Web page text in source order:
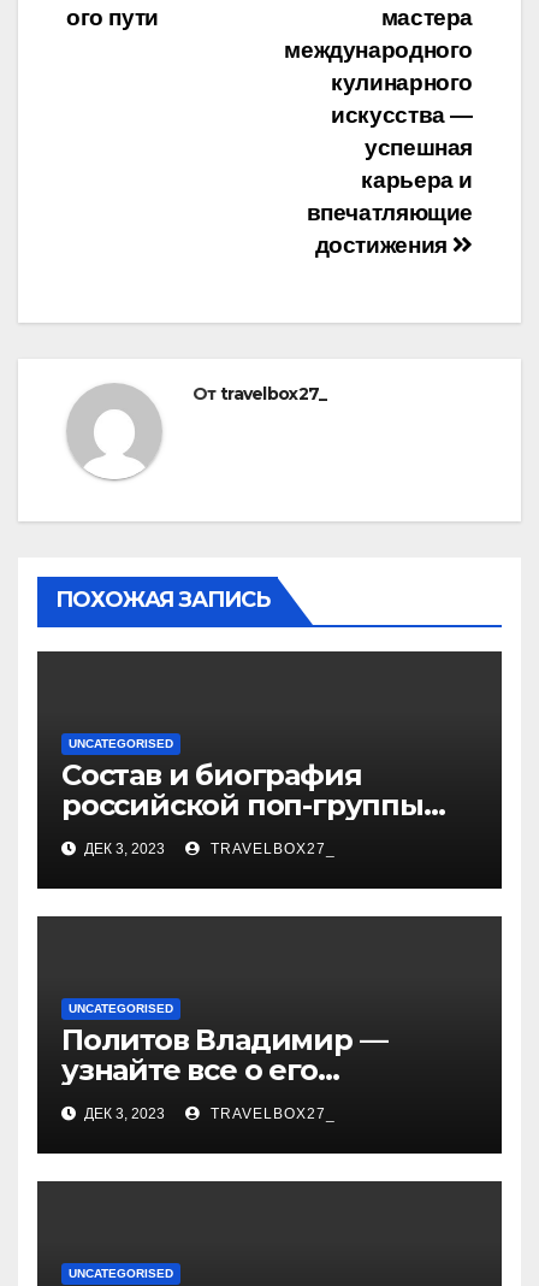
мастера
международного
кулинарного
искусства —
успешная
карьера и
впечатляющие
достижения
ого пути
Отtravelbox27_
ПОХОЖАЯ ЗАПИСЬ
UNCATEGORISED
Состав и биография
российской поп-группы
«Иванушки интернешнл»
— история успеха, музыка
и судьбы участников
ДЕК 3, 2023 TRAVELBOX27_
UNCATEGORISED
Политов Владимир —
узнайте все о его
биографии, возрасте и
впечатляющих
достижениях!
ДЕК 3, 2023 TRAVELBOX27_
UNCATEGORISED